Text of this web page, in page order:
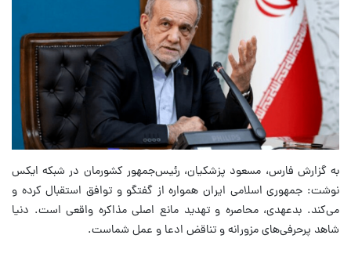
به گزارش فارس، مسعود پزشکیان، رئیس‌جمهور کشورمان در شبکه ایکس
نوشت: جمهوری اسلامی ایران همواره از گفتگو و توافق استقبال کرده و
می‌کند. بدعهدی، محاصره و تهدید مانع اصلی مذاکره واقعی است‌. دنیا
شاهد پرحرفی‌های مزورانه و تناقض ادعا و عمل شماست.